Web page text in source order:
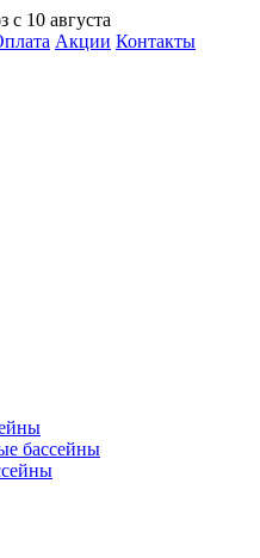
с 10 августа
Акции Контакты
бассейны